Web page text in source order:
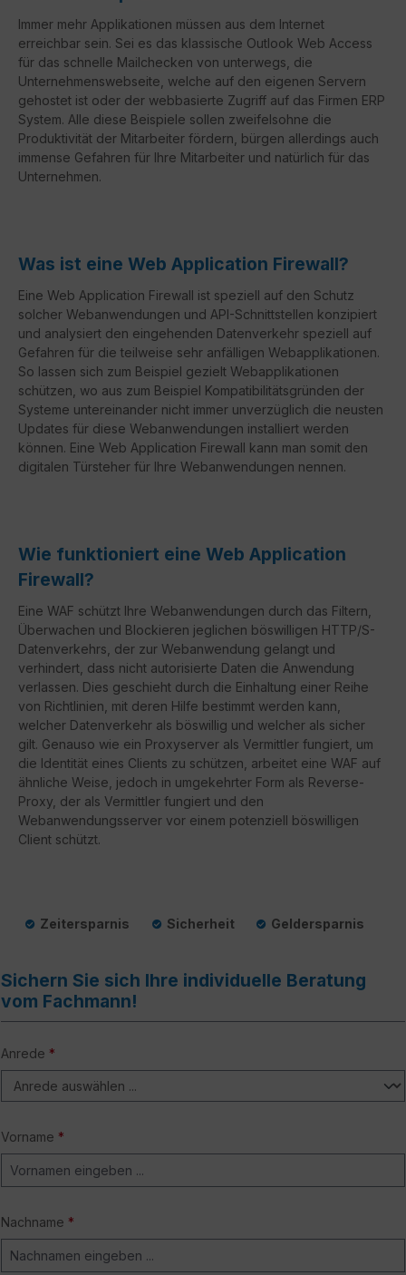
Sichern Sie sich Ihre individuelle Beratung
vom Fachmann!
Anrede *
Vorname *
Nachname *
Immer mehr Applikationen müssen aus dem Internet
erreichbar sein. Sei es das klassische Outlook Web Access
für das schnelle Mailchecken von unterwegs, die
Unternehmenswebseite, welche auf den eigenen Servern
gehostet ist oder der webbasierte Zugriff auf das Firmen ERP
System. Alle diese Beispiele sollen zweifelsohne die
Produktivität der Mitarbeiter fördern, bürgen allerdings auch
immense Gefahren für Ihre Mitarbeiter und natürlich für das
Unternehmen.
Was ist eine Web Application Firewall?
Eine Web Application Firewall ist speziell auf den Schutz
solcher Webanwendungen und API-Schnittstellen konzipiert
und analysiert den eingehenden Datenverkehr speziell auf
Gefahren für die teilweise sehr anfälligen Webapplikationen.
So lassen sich zum Beispiel gezielt Webapplikationen
schützen, wo aus zum Beispiel Kompatibilitätsgründen der
Systeme untereinander nicht immer unverzüglich die neusten
Updates für diese Webanwendungen installiert werden
können. Eine Web Application Firewall kann man somit den
digitalen Türsteher für Ihre Webanwendungen nennen.
Wie funktioniert eine Web Application
Firewall?
Eine WAF schützt Ihre Webanwendungen durch das Filtern,
Überwachen und Blockieren jeglichen böswilligen HTTP/S-
Datenverkehrs, der zur Webanwendung gelangt und
verhindert, dass nicht autorisierte Daten die Anwendung
verlassen. Dies geschieht durch die Einhaltung einer Reihe
von Richtlinien, mit deren Hilfe bestimmt werden kann,
welcher Datenverkehr als böswillig und welcher als sicher
gilt. Genauso wie ein Proxyserver als Vermittler fungiert, um
die Identität eines Clients zu schützen, arbeitet eine WAF auf
ähnliche Weise, jedoch in umgekehrter Form als Reverse-
Proxy, der als Vermittler fungiert und den
Webanwendungsserver vor einem potenziell böswilligen
Client schützt.
Zeitersparnis Sicherheit Geldersparnis